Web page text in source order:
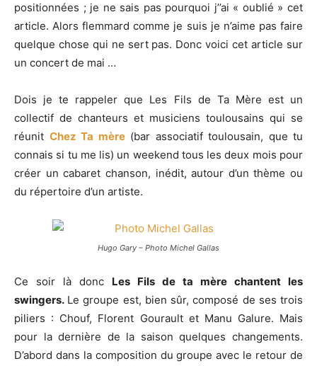
positionnées ; je ne sais pas pourquoi j’’ai « oublié » cet
article. Alors flemmard comme je suis je n’aime pas faire
quelque chose qui ne sert pas. Donc voici cet article sur
un concert de mai …
Dois je te rappeler que Les Fils de Ta Mère est un
collectif de chanteurs et musiciens toulousains qui se
réunit Chez Ta mère(bar associatif toulousain, que tu
connais si tu me lis) un weekend tous les deux mois pour
créer un cabaret chanson, inédit, autour d’un thème ou
du répertoire d’un artiste.
Hugo Gary – Photo Michel Gallas
Ce soir là donc Les Fils de ta mère chantent les
swingers. Le groupe est, bien sûr, composé de ses trois
piliers : Chouf, Florent Gourault et Manu Galure. Mais
pour la dernière de la saison quelques changements.
D’abord dans la composition du groupe avec le retour de